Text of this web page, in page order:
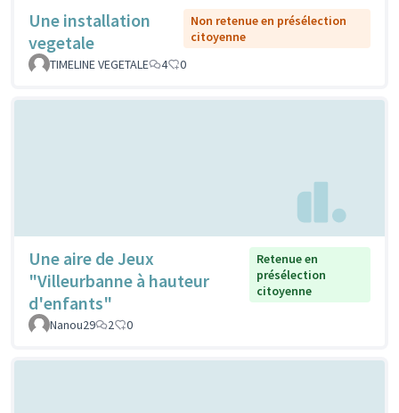
Une installation
vegetale
Non retenue en présélection
citoyenne
TIMELINE VEGETALE
4 0
Une aire de Jeux
"Villeurbanne à hauteur
d'enfants"
Retenue en
présélection
citoyenne
Nanou29 2 0